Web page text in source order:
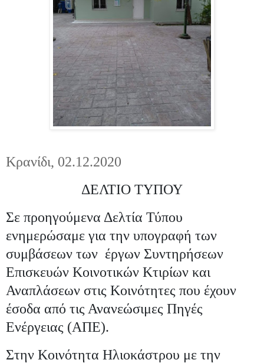
Κρανίδι, 02.12.2020
ΔΕΛΤΙΟ ΤΥΠΟΥ
Σε προηγούμενα Δελτία Τύπου
ενημερώσαμε για την υπογραφή των
συμβάσεων των έργων Συντηρήσεων
Επισκευών Κοινοτικών Κτιρίων και
Αναπλάσεων στις Κοινότητες που έχουν
έσοδα από τις Ανανεώσιμες Πηγές
Ενέργειας (ΑΠΕ).
Στην Κοινότητα Ηλιοκάστρου με την